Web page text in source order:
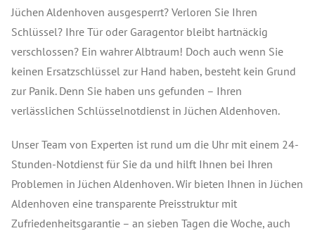
Jüchen Aldenhoven ausgesperrt? Verloren Sie Ihren
Schlüssel? Ihre Tür oder Garagentor bleibt hartnäckig
verschlossen? Ein wahrer Albtraum! Doch auch wenn Sie
keinen Ersatzschlüssel zur Hand haben, besteht kein Grund
zur Panik. Denn Sie haben uns gefunden – Ihren
verlässlichen Schlüsselnotdienst in Jüchen Aldenhoven.
Unser Team von Experten ist rund um die Uhr mit einem 24-
Stunden-Notdienst für Sie da und hilft Ihnen bei Ihren
Problemen in Jüchen Aldenhoven. Wir bieten Ihnen in Jüchen
Aldenhoven eine transparente Preisstruktur mit
Zufriedenheitsgarantie – an sieben Tagen die Woche, auch